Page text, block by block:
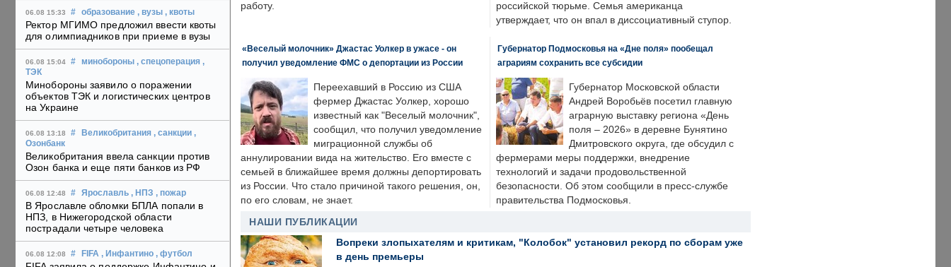
06.08 15:33 # образование , вузы , квоты
Ректор МГИМО предложил ввести квоты
для олимпиадников при приеме в вузы
06.08 15:04 # минобороны , спецоперация ,
ТЭК
Минобороны заявило о поражении
объектов ТЭК и логистических центров
на Украине
06.08 13:18 # Великобритания , санкции ,
Озонбанк
Великобритания ввела санкции против
Озон банка и еще пяти банков из РФ
06.08 12:48 # Ярославль , НПЗ , пожар
В Ярославле обломки БПЛА попали в
НПЗ, в Нижегородской области
пострадали четыре человека
06.08 12:08 # FIFA , Инфантино , футбол
работу.
российской тюрьме. Семья американца
утверждает, что он впал в диссоциативный ступор.
«Веселый молочник» Джастас Уолкер в ужасе - он
получил уведомление ФМС о депортации из России
Переехавший в Россию из США
фермер Джастас Уолкер, хорошо
известный как "Веселый молочник",
сообщил, что получил уведомление
миграционной службы об
аннулировании вида на жительство. Его вместе с
семьей в ближайшее время должны депортировать
из России. Что стало причиной такого решения, он,
по его словам, не знает.
Губернатор Подмосковья на «Дне поля» пообещал
аграриям сохранить все субсидии
Губернатор Московской области
Андрей Воробьёв посетил главную
аграрную выставку региона «День
поля – 2026» в деревне Бунятино
Дмитровского округа, где обсудил с
фермерами меры поддержки, внедрение
технологий и задачи продовольственной
безопасности. Об этом сообщили в пресс-службе
правительства Подмосковья.
НАШИ ПУБЛИКАЦИИ
Вопреки злопыхателям и критикам, "Колобок" установил рекорд по сборам уже
в день премьеры